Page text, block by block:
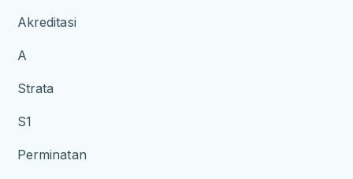
Akreditasi
A
Strata
S1
Perminatan